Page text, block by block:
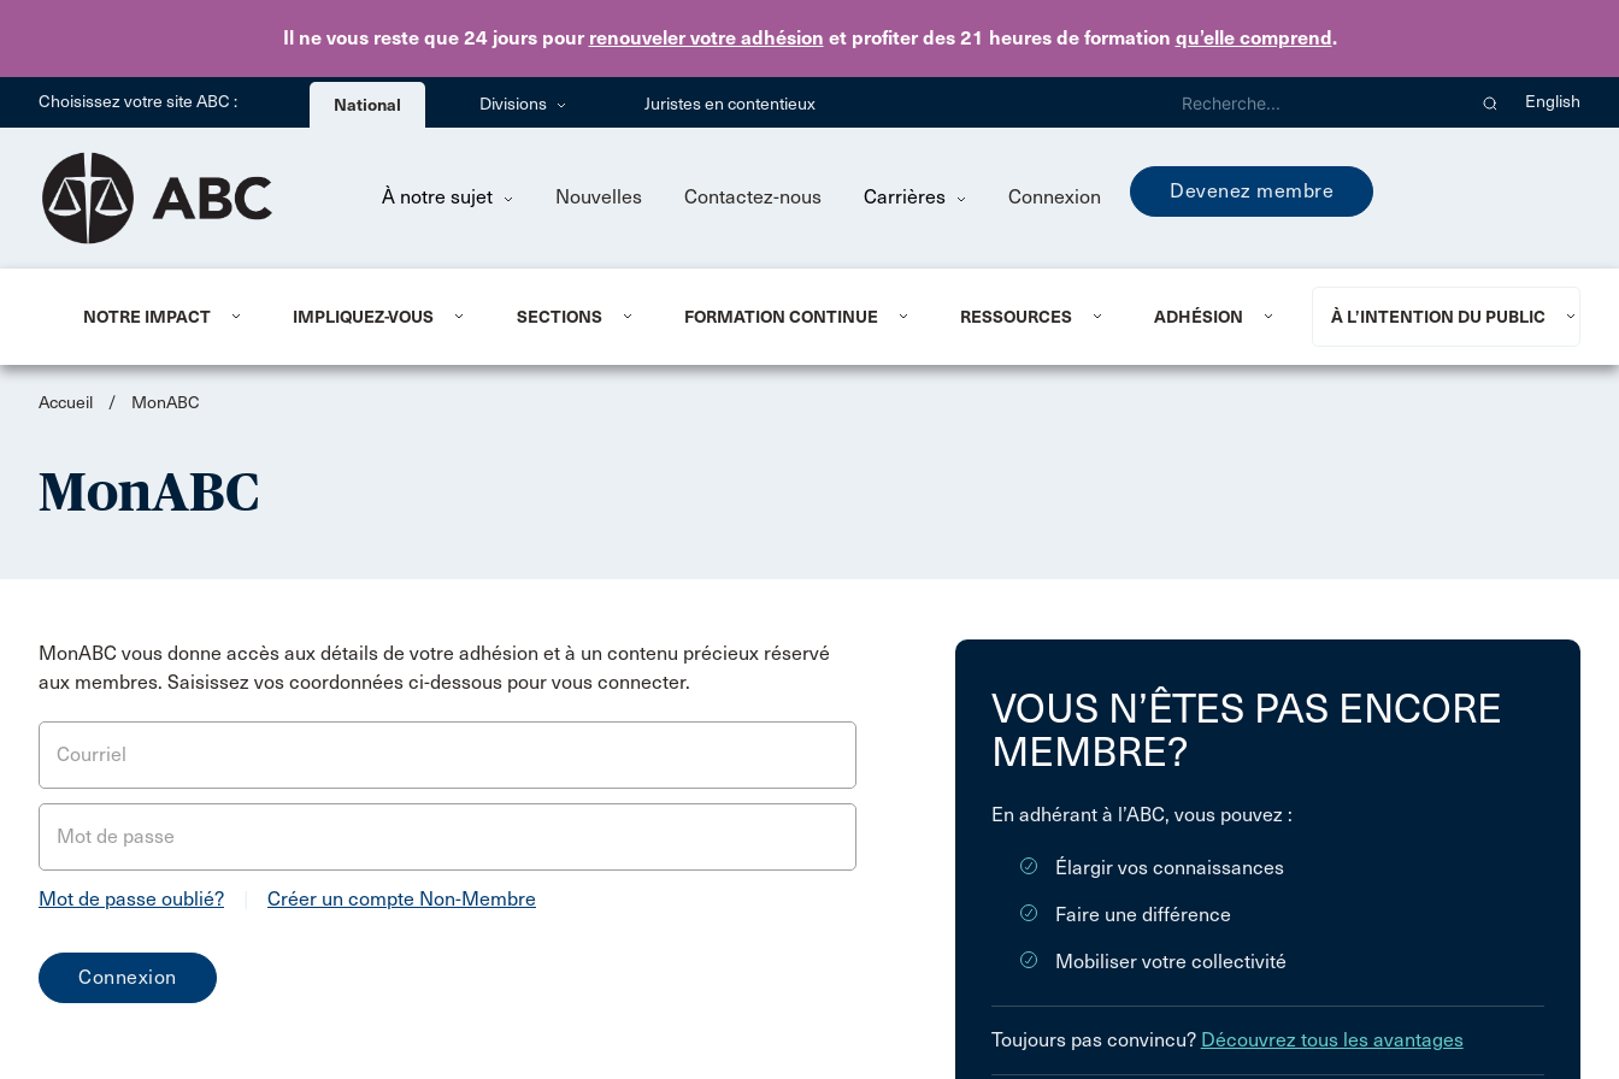
Il ne vous reste que 24 jourspour renouveler votre adhésion et profiter des 21 heures de formation qu’elle comprend.
Skip to main content
Choisissez votre site ABC : National Divisions Juristes en contentieux English
À notre sujet Nouvelles Contactez-nous Carrières Connexion Devenez membre
NOTRE IMPACT IMPLIQUEZ-VOUS SECTIONS FORMATION CONTINUE RESSOURCES ADHÉSION À L’INTENTION DU PUBLIC
Accueil / MonABC
MonABC
MonABC vous donne accès aux détails de votre adhésion et à un contenu précieux réservé
aux membres. Saisissez vos coordonnées ci-dessous pour vous connecter.
Courriel
Mot de passe
Mot de passe oublié? Créer un compte Non-Membre
VOUS N’ÊTES PAS ENCORE
MEMBRE?
En adhérant à l’ABC, vous pouvez :
Élargir vos connaissances
Faire une différence
Mobiliser votre collectivité
Toujours pas convincu? Découvrez tous les avantages